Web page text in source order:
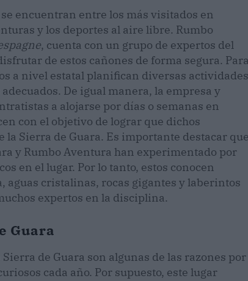
encuentran entre los más visitados en
y los deportes al aire libre. Rumbo
, cuenta con un grupo de expertos del
de estos cañones de forma segura. Para
a nivel estatal planifican diversas actividades
De igual manera, la empresa y
a alojarse por días o semanas en
con el objetivo de lograr que dichos
Sierra de Guara. Es importante destacar que
y Rumbo Aventura han experimentado por
en el lugar. Por lo tanto, estos conocen
aguas cristalinas, rocas gigantes y laberintos
expertos en la disciplina.
Guara
Sierra de Guara son algunas de las razones por
cada año. Por supuesto, este lugar